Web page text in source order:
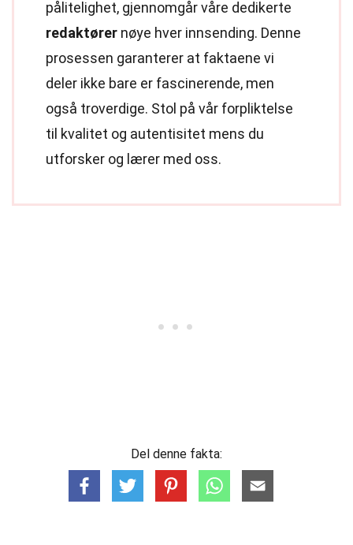
pålitelighet, gjennomgår våre dedikerte
redaktører nøye hver innsending. Denne
prosessen garanterer at faktaene vi
deler ikke bare er fascinerende, men
også troverdige. Stol på vår forpliktelse
til kvalitet og autentisitet mens du
utforsker og lærer med oss.
Del denne fakta: